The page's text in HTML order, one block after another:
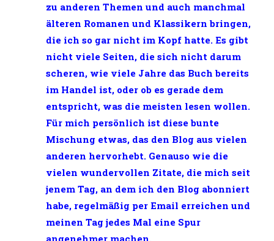
zu anderen Themen und auch manchmal
älteren Romanen und Klassikern bringen,
die ich so gar nicht im Kopf hatte. Es gibt
nicht viele Seiten, die sich nicht darum
scheren, wie viele Jahre das Buch bereits
im Handel ist, oder ob es gerade dem
entspricht, was die meisten lesen wollen.
Für mich persönlich ist diese bunte
Mischung etwas, das den Blog aus vielen
anderen hervorhebt. Genauso wie die
vielen wundervollen Zitate, die mich seit
jenem Tag, an dem ich den Blog abonniert
habe, regelmäßig per Email erreichen und
meinen Tag jedes Mal eine Spur
angenehmer machen.